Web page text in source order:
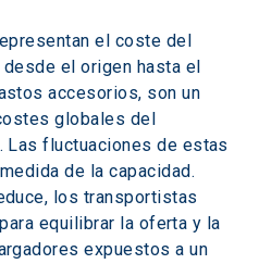
el coste del
el origen hasta el
accesorios, son un
globales del
Las fluctuaciones de estas
de la capacidad.
los transportistas
equilibrar la oferta y la
expuestos a un